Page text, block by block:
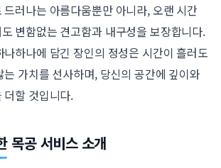
드러나는 아름다움뿐만 아니라, 오랜 시간
변함없는 견고함과 내구성을 보장합니다.
나하나에 담긴 장인의 정성은 시간이 흘러도
는 가치를 선사하며, 당신의 공간에 깊이와
더할 것입니다.
목공 서비스 소개